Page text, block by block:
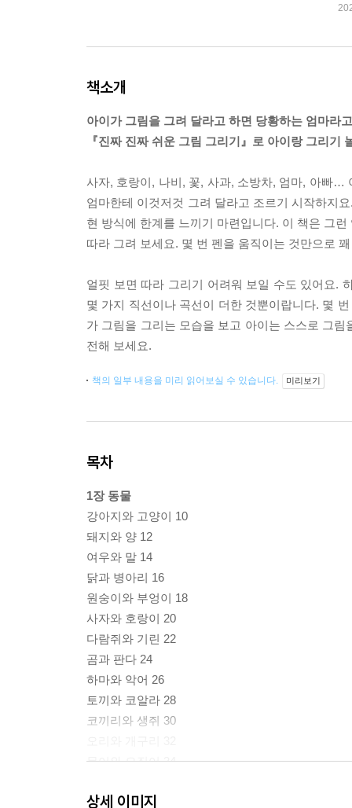
책소개
아이가 그림을 그려 달라고 하면 당황하는 엄마라
『진짜 진짜 쉬운 그림 그리기』로 아이랑 그리기
사자, 호랑이, 나비, 꽃, 사과, 소방차, 엄마, 아빠…
엄마한테 이것저것 그려 달라고 조르기 시작하지
현 방식에 한계를 느끼기 마련입니다. 이 책은 그
따라 그려 보세요. 몇 번 펜을 움직이는 것만으로
얼핏 보면 따라 그리기 어려워 보일 수도 있어요.
몇 가지 직선이나 곡선이 더한 것뿐이랍니다. 몇
가 그림을 그리는 모습을 보고 아이는 스스로 그
전해 보세요.
책의 일부 내용을 미리 읽어보실 수 있습니다. 미리보기
목차
1장 동물
강아지와 고양이 10
돼지와 양 12
여우와 말 14
닭과 병아리 16
원숭이와 부엉이 18
사자와 호랑이 20
다람쥐와 기린 22
곰과 판다 24
하마와 악어 26
토끼와 코알라 28
코끼리와 생쥐 30
문어와 오징어 34
펭귄과 물개 38
상세 이미지